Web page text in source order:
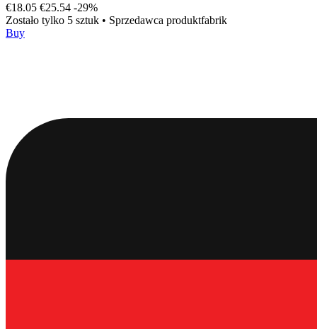
€18.05 €25.54 -29%
Zostało tylko 5 sztuk • Sprzedawca produktfabrik
Buy